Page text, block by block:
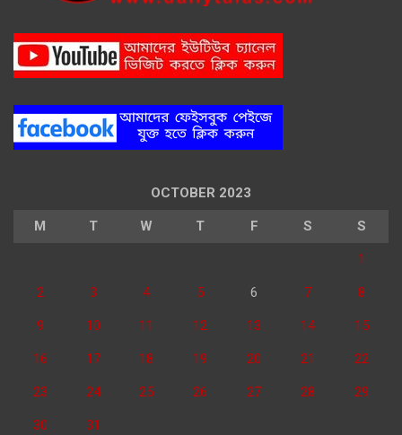
OCTOBER 2023
M T W T F S S
1
2 3 4 5 6 7 8
9 10 11 12 13 14 15
16 17 18 19 20 21 22
23 24 25 26 27 28 29
30 31